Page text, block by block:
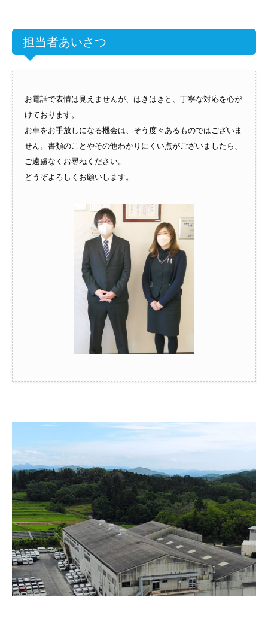
担当者あいさつ
お電話で表情は見えませんが、はきはきと、丁寧な対応を心が
けております。
お車をお手放しになる機会は、そう度々あるものではございま
せん。書類のことやその他わかりにくい点がございましたら、
ご遠慮なくお尋ねください。
どうぞよろしくお願いします。